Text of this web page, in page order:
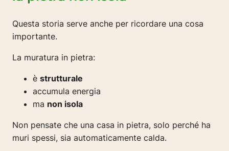
Questa storia serve anche per ricordare una cosa
importante.
La muratura in pietra:
è strutturale
accumula energia
ma non isola
Non pensate che una casa in pietra, solo perché ha
muri spessi, sia automaticamente calda.